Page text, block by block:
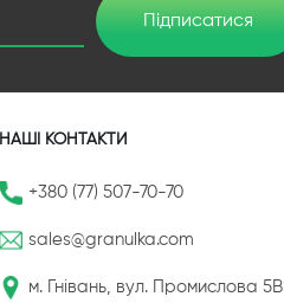
Підписатися
НАШІ КОНТАКТИ
+380 (77) 507-70-70
sales@granulka.com
м. Гнівань, вул. Промислова 5В